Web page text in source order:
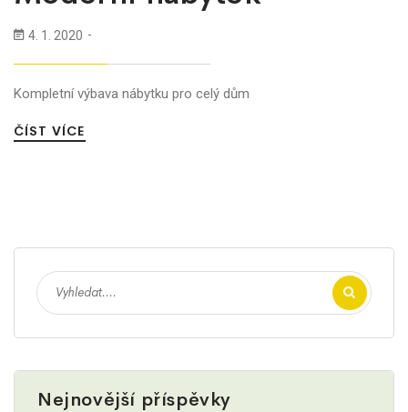
4. 1. 2020
Kompletní výbava nábytku pro celý dům
ČÍST VÍCE
Nejnovější příspěvky